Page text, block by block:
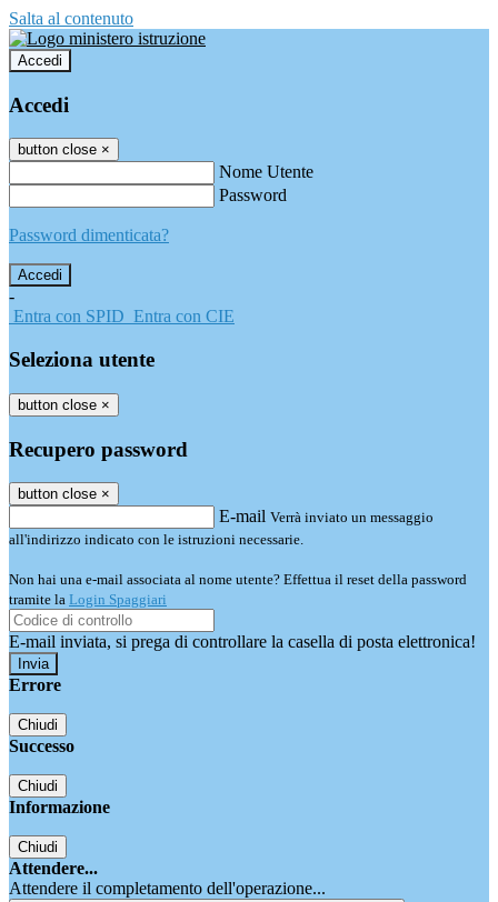
Salta al contenuto
Accedi
Accedi
button close ×
Nome Utente
Password
Password dimenticata?
-
Entra con SPID Entra con CIE
Seleziona utente
button close ×
Recupero password
button close ×
E-mail Verrà inviato un messaggio
all'indirizzo indicato con le istruzioni necessarie.
Non hai una e-mail associata al nome utente? Effettua il reset della password
tramite la Login Spaggiari
E-mail inviata, si prega di controllare la casella di posta elettronica!
Errore
Chiudi
Successo
Chiudi
Informazione
Chiudi
Attendere...
Attendere il completamento dell'operazione...